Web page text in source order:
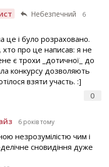
Небезпечний
6
0
і було розраховано.
хто про це написав: я не
є трохи _дотичної_ до
конкурсу дозволяють
взяти участь. :]
6 років тому
незрозумілістю чим і
сновидіння дуже